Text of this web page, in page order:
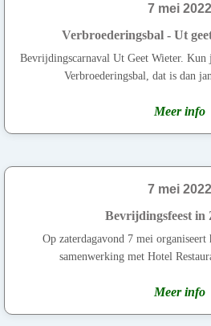
7 mei 2022
Verbroederingsbal - Ut
Bevrijdingscarnaval Ut Geet Wieter. Kun
Verbroederingsbal, dat is dan
Meer info
7 mei 2022
Bevrijdingsfeest in
Op zaterdagavond 7 mei
samenwerking met Hotel
Meer info